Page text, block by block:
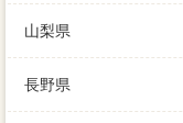
山梨県
長野県